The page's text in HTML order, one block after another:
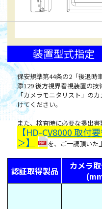
装置型式指定
保安規準第44条の2「後退時
添129 後方視界看視装置の
「カメラモニタリスト」の
けてください。
また、検査時に必要な提出
【HD-CV8000 取付
＞】
を、ご一読頂いた
認証取得製品
カメラ